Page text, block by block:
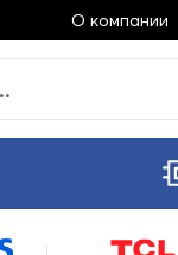
О компании